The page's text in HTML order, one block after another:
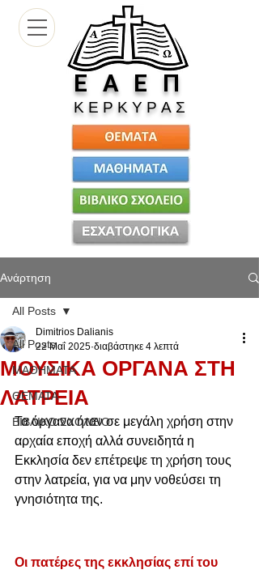
Ε Α Ε Π
Κ Ε Ρ Κ Υ Ρ Α Σ
Ανάρτηση
All Posts
ΜΑΘΗΜΑΤΑ
ΘΕΜΑΤΑ
ΒΙΒΛΙΚΟ ΣΧΟΛΕΙΟ
All Posts
ΜΟΥΣΙΚΑ ΟΡΓΑΝΑ ΣΤΗ
ΛΑΤΡΕΙΑ
Dimitrios Dalianis
22 Μαΐ 2025 διαβάστηκε 4 λεπτά
Τα όργανα ήταν σε μεγάλη χρήση στην
αρχαία εποχή αλλά συνειδητά η
Εκκλησία δεν επέτρεψε τη χρήση τους
στην λατρεία, για να μην νοθεύσει τη
γνησιότητα της.
Οι πατέρες της εκκλησίας επί του